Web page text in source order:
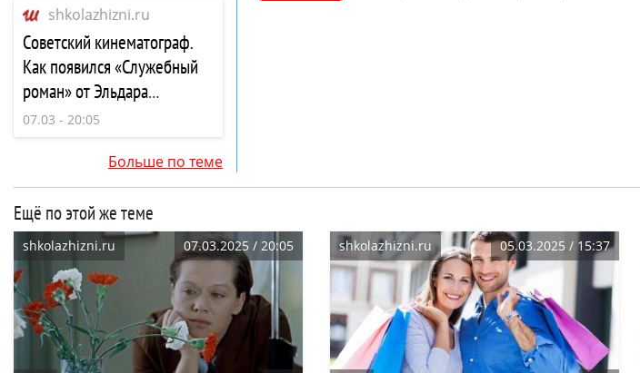
shkolazhizni.ru
Советский кинематограф.
Как появился «Служебный
роман» от Эльдара
Рязанова?
07.03 - 20:05
Больше по теме
Ещё по этой же теме
shkolazhizni.ru 07.03.2025 / 20:05 shkolazhizni.ru 05.03.2025 / 15:37